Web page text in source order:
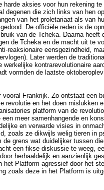
aksies voor hun rekening
degenen die zich links van hen
van het proletariaat als van
De officiële reden is de
van de Tcheka. Daarna
de Tcheka en de macht uit te
eensgezindheid,
Later werden de
kontrarevolutionaire
vormden de laatste
Frankrijk. Zo ontstaat een
en het doen mislukken
platform van de
meer samenhangende en
en verwarde visies in
zoals ze dikwijls welig tieren in
grens wat duidelijker tussen
een fikse diskussie te weeg,
herhaaldelijk en aanzienlijk
Platform agressief door het
zoals deze in het Platform is